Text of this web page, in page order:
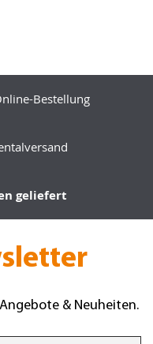
Bestellung
geliefert
& Neuheiten.